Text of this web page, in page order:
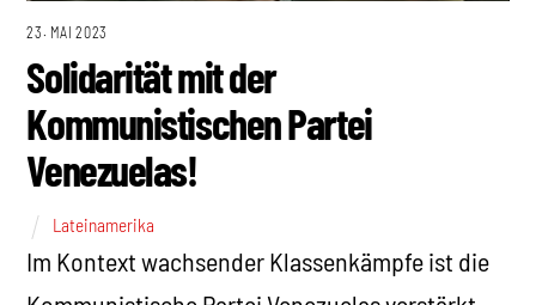
23. MAI 2023
Solidarität mit der
Kommunistischen Partei
Venezuelas!
Lateinamerika
Im Kontext wachsender Klassenkämpfe ist die